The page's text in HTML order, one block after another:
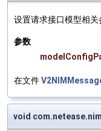
设置请求接口模型相关
参数
在文件
void